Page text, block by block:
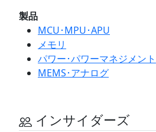
製品
MCU･MPU･APU
メモリ
パワー･パワーマネジメント
MEMS･アナログ
インサイダーズ